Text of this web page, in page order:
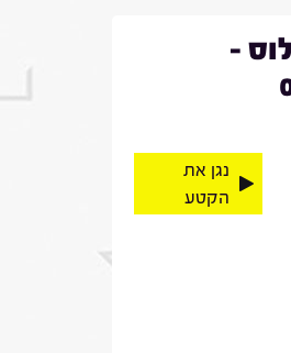
-
נגן את
הקטע